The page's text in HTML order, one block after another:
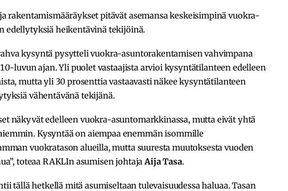
rakentamismääräykset pitävät asemansa keskeisimpinä vuokra-
edellytyksiä heikentävinä tekijöinä.
kysyntä pysytteli vuokra-asuntorakentamisen vahvimpana
luvun ajan. Yli puolet vastaajista arvioi kysyntätilanteen edelleen
mutta yli 30 prosenttia vastaavasti näkee kysyntätilanteen
vähentävänä tekijänä.
näkyvät edelleen vuokra-asuntomarkkinassa, mutta eivät yhtä
Kysyntää on aiempaa enemmän isommille
vuokratason alueilla, mutta suuresta muutoksesta vuoden
toteaa RAKLIn asumisen johtaja Aija Tasa.
tällä hetkellä mitä asumiseltaan tulevaisuudessa haluaa. Tasan